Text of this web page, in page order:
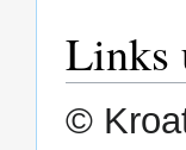
Links
©